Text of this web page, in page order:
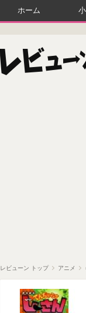
ホーム
レビューン トップ アニメ